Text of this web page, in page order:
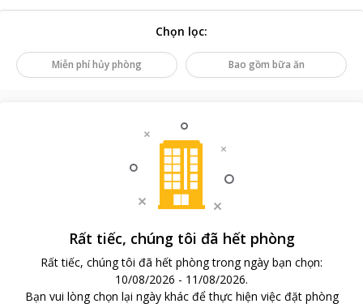
Chọn lọc:
Miễn phí hủy phòng Bao gồm bữa ăn
Rất tiếc, chúng tôi đã hết phòng
Rất tiếc, chúng tôi đã hết phòng trong ngày bạn chọn:
10/08/2026 - 11/08/2026.
Bạn vui lòng chọn lại ngày khác để thực hiện việc đặt phòng